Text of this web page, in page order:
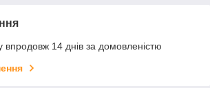
впродовж 14 днів за домовленістю